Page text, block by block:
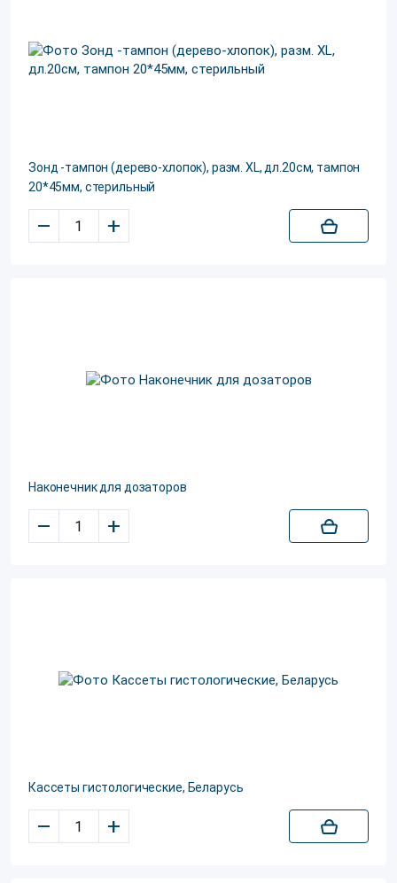
Зонд -тампон (дерево-хлопок), разм. XL, дл.20см, тампон
20*45мм, стерильный
– +
Наконечник для дозаторов
– +
Кассеты гистологические, Беларусь
– +